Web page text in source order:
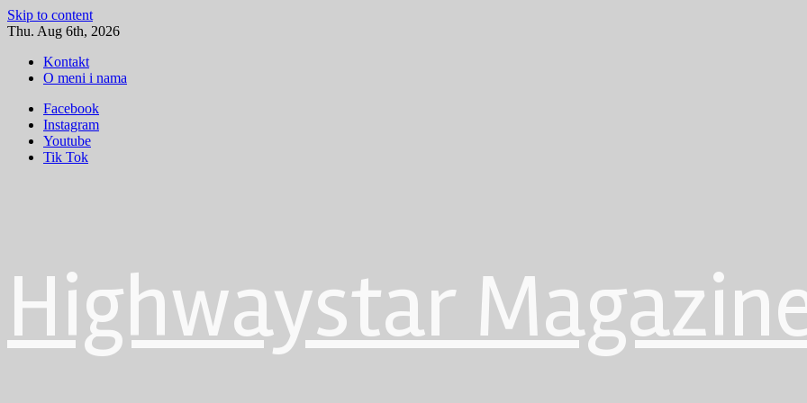
Skip to content
Thu. Aug 6th, 2026
Kontakt
O meni i nama
Facebook
Instagram
Youtube
Tik Tok
Highwaystar